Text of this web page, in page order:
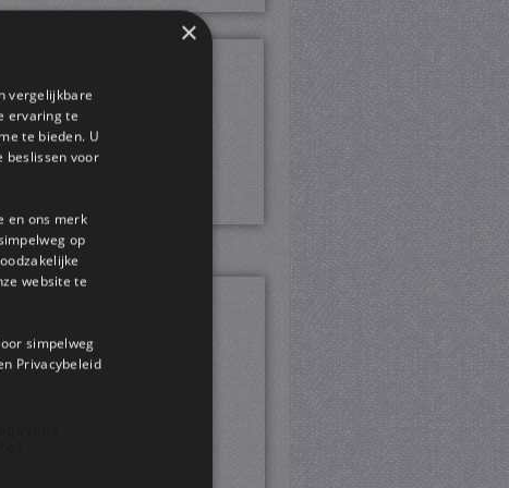
×
vergelijkbare
ervaring te
te bieden. U
beslissen voor
en ons merk
op
website te
simpelweg
Privacybeleid